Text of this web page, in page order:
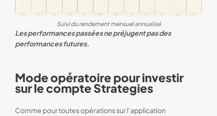
Suivi du rendement mensuel annualisé
Les performances passées ne préjugent pas des
performances futures.
Mode opératoire pour investir
sur le compte Strategies
Comme pour toutes opérations sur l’application